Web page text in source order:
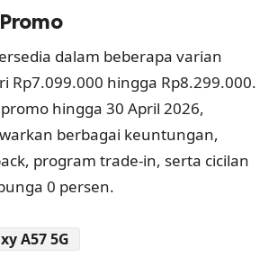
dalam beberapa varian
Rp7.099.000 hingga Rp8.299.000.
hingga 30 April 2026,
berbagai keuntungan,
program trade-in, serta cicilan
0 persen.
A57 5G